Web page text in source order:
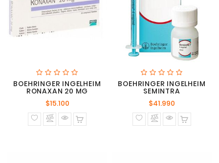
BOEHRINGER INGELHEIM
RONAXAN 20 MG
$15.100Precio
normal
BOEHRINGER INGELHEIM
SEMINTRA
$41.990
normal